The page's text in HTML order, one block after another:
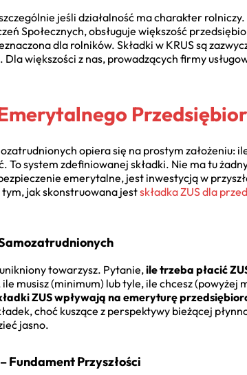
jeśli działalność ma charakter
Społecznych, obsługuje większość
dla rolników. Składki w KRUS są
większości z nas, prowadzących firmy
opiera się na prostym założeniu:
To system zdefiniowanej składki. Nie ma tu
emerytalne, jest inwestycją w
jak skonstruowana jestskładka ZUS dla
towarzysz. Pytanie,ile trzeba płacić
musisz (minimum) lub tyle, ile chcesz (powyżej
ZUS wpływają na emeryturę
choć kuszące z perspektywy bieżącej
jasno.
Fundament Przyszłości